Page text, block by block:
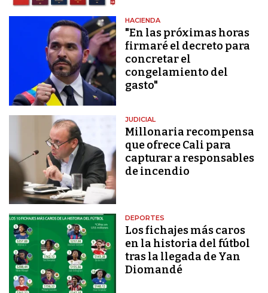
HACIENDA
"En las próximas horas
firmaré el decreto para
concretar el
congelamiento del
gasto"
JUDICIAL
Millonaria recompensa
que ofrece Cali para
capturar a responsables
de incendio
DEPORTES
Los fichajes más caros
en la historia del fútbol
tras la llegada de Yan
Diomandé